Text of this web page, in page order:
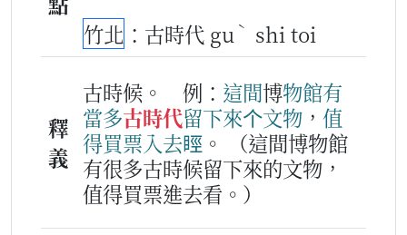
竹北 ：古時代 gu ˋ shi toi
釋
義
古時候。 例： 這間博物館有
當多古時代留下來个文物 ， 值
得買票入去䀴 。
（這間博物館
有很多古時候留下來的文物，
值得買票進去看。）